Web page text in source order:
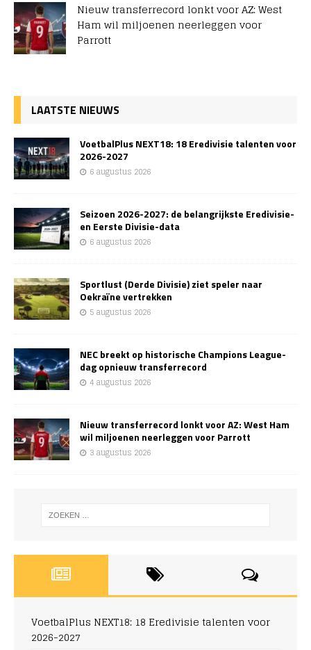
Nieuw transferrecord lonkt voor AZ: West
Ham wil miljoenen neerleggen voor
Parrott
LAATSTE NIEUWS
VoetbalPlus NEXT18: 18 Eredivisie talenten voor
2026-2027
6 augustus 2026
Seizoen 2026-2027: de belangrijkste Eredivisie-
en Eerste Divisie-data
6 augustus 2026
Sportlust (Derde Divisie) ziet speler naar
Oekraïne vertrekken
5 augustus 2026
NEC breekt op historische Champions League-
dag opnieuw transferrecord
4 augustus 2026
Nieuw transferrecord lonkt voor AZ: West Ham
wil miljoenen neerleggen voor Parrott
3 augustus 2026
VoetbalPlus NEXT18: 18 Eredivisie talenten voor
2026-2027